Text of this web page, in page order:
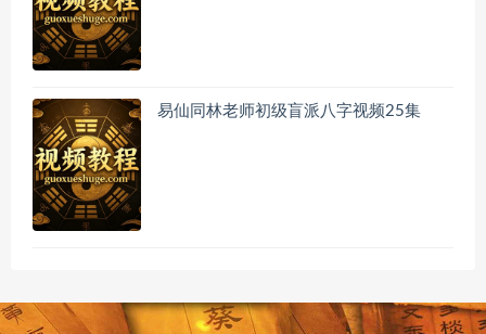
易仙同林老师初级盲派八字视频25集